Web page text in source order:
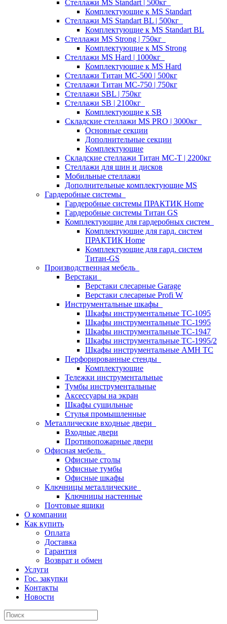
Стеллажи MS Standart | 500кг
Комплектующие к MS Standart
Стеллажи MS Standart BL | 500кг
Комплектующие к MS Standart BL
Стеллажи MS Strong | 750кг
Комплектующие к MS Strong
Стеллажи MS Hard | 1000кг
Комплектующие к MS Hard
Стеллажи Титан МС-500 | 500кг
Стеллажи Титан МС-750 | 750кг
Стеллажи SBL | 750кг
Стеллажи SB | 2100кг
Комплектующие к SB
Складские стеллажи MS PRO | 3000кг
Основные секции
Дополнительные секции
Комплектующие
Складские стеллажи Титан МС-Т | 2200кг
Стеллажи для шин и дисков
Мобильные стеллажи
Дополнительные комплектующие MS
Гардеробные системы
Гардеробные системы ПРАКТИК Home
Гардеробные системы Титан GS
Комплектующие для гардеробных систем
Комплектующие для гард. систем
ПРАКТИК Home
Комплектующие для гард. систем
Титан-GS
Производственная мебель
Верстаки
Верстаки слесарные Garage
Верстаки слесарные Profi W
Инструментальные шкафы
Шкафы инструментальные TC-1095
Шкафы инструментальные TC-1995
Шкафы инструментальные TC-1947
Шкафы инструментальные TC-1995/2
Шкафы инструментальные AMH TC
Перфорированные стенды
Комплектующие
Тележки инструментальные
Тумбы инструментальные
Аксессуары на экран
Шкафы сушильные
Стулья промышленные
Металлические входные двери
Входные двери
Противопожарные двери
Офисная мебель
Офисные столы
Офисные тумбы
Офисные шкафы
Ключницы металлические
Ключницы настенные
Почтовые ящики
О компании
Как купить
Оплата
Доставка
Гарантия
Возврат и обмен
Услуги
Гос. закупки
Контакты
Новости